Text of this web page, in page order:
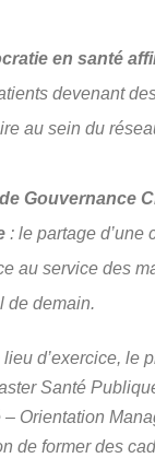
en santé
devenant
au sein du
Gouvernance
: le partage d’une
au service des
de demain.
d’exercice, le
Santé
– Orientation
de former des